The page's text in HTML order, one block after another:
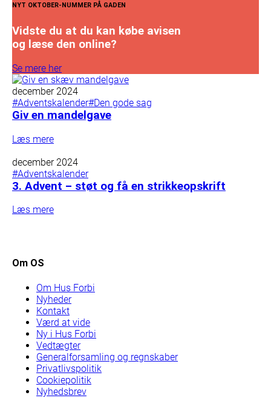
NYT OKTOBER-NUMMER PÅ GADEN
Vidste du at du kan købe avisen
og læse den online?
Se mere her
december 2024
#Adventskalender#Den gode sag
Giv en mandelgave
Læs mere
december 2024
#Adventskalender
3. Advent – støt og få en strikkeopskrift
Læs mere
Om OS
Om Hus Forbi
Nyheder
Kontakt
Værd at vide
Ny i Hus Forbi
Vedtægter
Generalforsamling og regnskaber
Privatlivspolitik
Cookiepolitik
Nyhedsbrev